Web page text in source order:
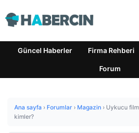
Güncel Haberler Firma Rehberi
Forum
Ana sayfa › Forumlar › Magazin › Uykucu
kimler?